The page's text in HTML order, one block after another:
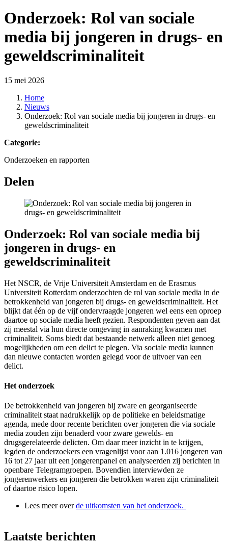
Onderzoek: Rol van sociale
media bij jongeren in drugs- en
geweldscriminaliteit
15 mei 2026
Home
Nieuws
Onderzoek: Rol van sociale media bij jongeren in drugs- en
geweldscriminaliteit
Categorie:
Onderzoeken en rapporten
Delen
Onderzoek: Rol van sociale media bij
jongeren in drugs- en
geweldscriminaliteit
Het NSCR, de Vrije Universiteit Amsterdam en de Erasmus
Universiteit Rotterdam onderzochten de rol van sociale media in de
betrokkenheid van jongeren bij drugs- en geweldscriminaliteit. Het
blijkt dat één op de vijf ondervraagde jongeren wel eens een oproep
daartoe op sociale media heeft gezien. Respondenten geven aan dat
zij meestal via hun directe omgeving in aanraking kwamen met
criminaliteit. Soms biedt dat bestaande netwerk alleen niet genoeg
mogelijkheden om een delict te plegen. Via sociale media kunnen
dan nieuwe contacten worden gelegd voor de uitvoer van een
delict.
Het onderzoek
De betrokkenheid van jongeren bij zware en georganiseerde
criminaliteit staat nadrukkelijk op de politieke en beleidsmatige
agenda, mede door recente berichten over jongeren die via sociale
media zouden zijn benaderd voor zware gewelds- en
drugsgerelateerde delicten. Om daar meer inzicht in te krijgen,
legden de onderzoekers een vragenlijst voor aan 1.016 jongeren van
16 tot 27 jaar uit een jongerenpanel en analyseerden zij berichten in
openbare Telegramgroepen. Bovendien interviewden ze
jongerenwerkers en jongeren die betrokken waren zijn criminaliteit
of daartoe risico lopen.
Lees meer overde uitkomsten van het onderzoek.
Laatste berichten